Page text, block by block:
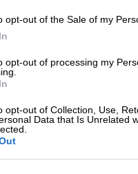
opt-out of the Sale of my
opt-out of processing my
opt-out of Collection, Use,
Data that Is Unrelated
Κάτι γλυκό
Τηγανητές
μπανανούλες